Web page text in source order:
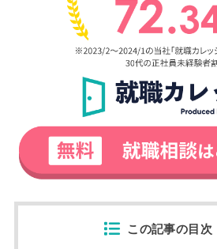
この記事の目次